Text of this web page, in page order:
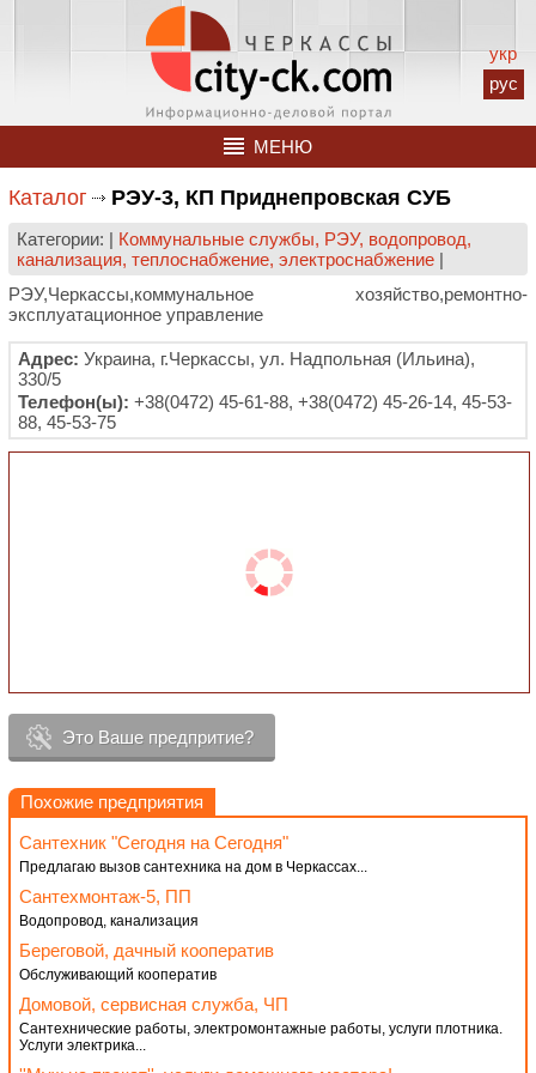
укр
рус
МЕНЮ
Каталог РЭУ-3, КП Приднепровская СУБ
Категории: | Коммунальные службы, РЭУ, водопровод,
канализация, теплоснабжение, электроснабжение |
РЭУ,Черкассы,коммунальное хозяйство,ремонтно-
эксплуатационное управление
Адрес: Украина, г.Черкассы, ул. Надпольная (Ильина),
330/5
Телефон(ы): +38(0472) 45-61-88, +38(0472) 45-26-14, 45-53-
88, 45-53-75
Это Ваше предпритие?
Похожие предприятия
Сантехник "Сегодня на Сегодня"
Предлагаю вызов сантехника на дом в Черкассах...
Сантехмонтаж-5, ПП
Водопровод, канализация
Береговой, дачный кооператив
Обслуживающий кооператив
Домовой, сервисная служба, ЧП
Сантехнические работы, электромонтажные работы, услуги плотника.
Услуги электрика...